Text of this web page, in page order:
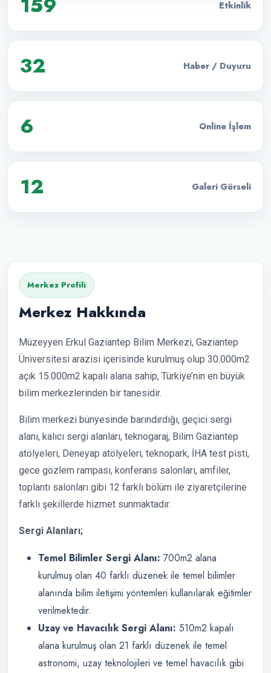
Etkinlik
32 Haber / Duyuru
6 Online İşlem
12 Galeri Görseli
Merkez Profili
Merkez Hakkında
Müzeyyen Erkul Gaziantep Bilim Merkezi, Gaziantep
Üniversitesi arazisi içerisinde kurulmuş olup 30.000m2
açık 15.000m2 kapalı alana sahip, Türkiye’nin en büyük
bilim merkezlerinden bir tanesidir.
Bilim merkezi bünyesinde barındırdığı, geçici sergi
alanı, kalıcı sergi alanları, teknogaraj, Bilim Gaziantep
atölyeleri, Deneyap atölyeleri, teknopark, İHA test pisti,
gece gözlem rampası, konferans salonları, amfiler,
toplantı salonları gibi 12 farklı bölüm ile ziyaretçilerine
farklı şekillerde hizmet sunmaktadır.
Sergi Alanları;
Temel Bilimler Sergi Alanı: 700m2 alana
kurulmuş olan 40 farklı düzenek ile temel bilimler
alanında bilim iletişimi yöntemleri kullanılarak eğitimler
verilmektedir.
Uzay ve Havacılık Sergi Alanı: 510m2 kapalı
alana kurulmuş olan 21 farklı düzenek ile temel
astronomi, uzay teknolojileri ve temel havacılık gibi